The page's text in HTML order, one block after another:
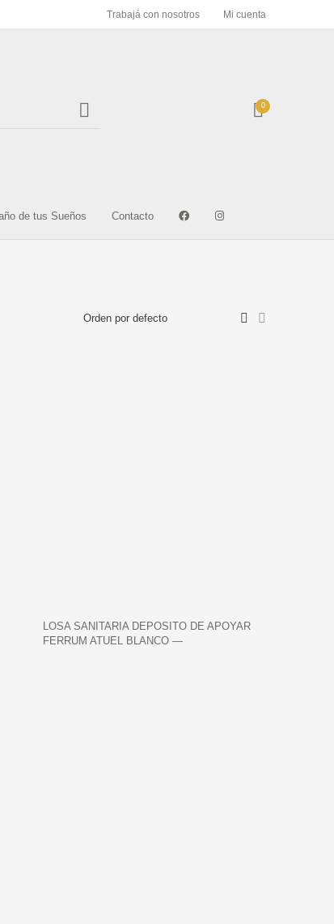
Trabajá con nosotros Mi cuenta
0
de tus Sueños Contacto
Y
PIEDRAS NATURALES
MARMOL GRANI
LOSA SANITARIA DEPOSITO DE APOYAR
FERRUM ATUEL BLANCO —